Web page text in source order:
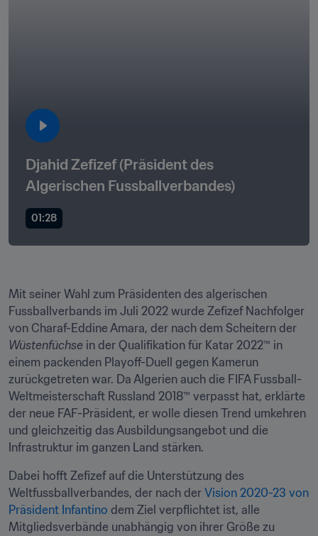
Djahid Zefizef (Präsident des
Algerischen Fussballverbandes)
01:28
Mit seiner Wahl zum Präsidenten des algerischen
Fussballverbands im Juli 2022 wurde Zefizef Nachfolger
Wüstenfüchse in der Qualifikation für Katar 2022™ in
einem packenden Playoff-Duell gegen Kamerun
zurückgetreten war. Da Algerien auch die FIFA Fussball-
Weltmeisterschaft Russland 2018™ verpasst hat, erklärte
der neue FAF-Präsident, er wolle diesen Trend umkehren
und gleichzeitig das Ausbildungsangebot und die
Infrastruktur im ganzen Land stärken.
Dabei hofft Zefizef auf die Unterstützung des
Weltfussballverbandes, der nach der Vision 2020-23 von
Präsident Infantino dem Ziel verpflichtet ist, alle
Mitgliedsverbände unabhängig von ihrer Größe zu